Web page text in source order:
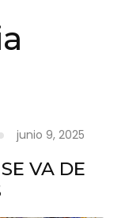
junio 9, 2025
VA DE